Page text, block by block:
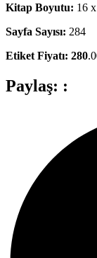
Kitap Boyutu: 16
Sayfa Sayısı: 284
Etiket Fiyatı: 280
Paylaş: :